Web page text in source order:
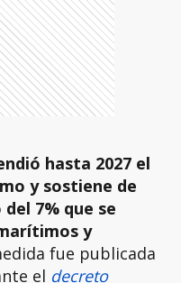
hasta 2027 el
y sostiene de
7% que se
y
fue publicada
el decreto